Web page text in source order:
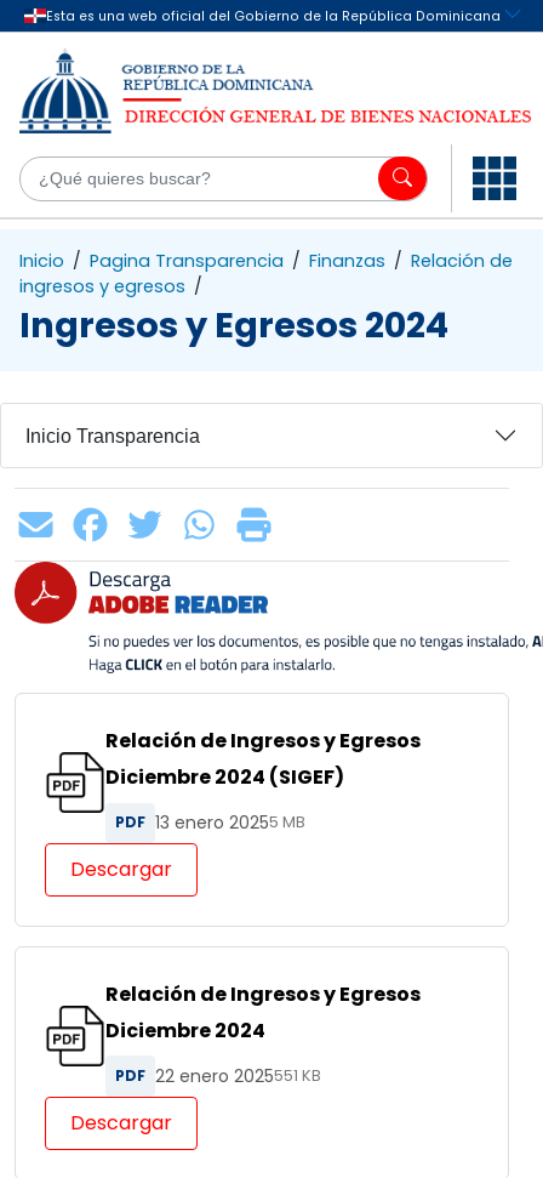
Saltar al contenido principal
Inicio / Pagina Transparencia / Finanzas / Relación de
ingresos y egresos /
Ingresos y Egresos 2024
Inicio Transparencia
Relación de Ingresos y Egresos
Diciembre 2024 (SIGEF)
PDF 13 enero 20255 MB
Descargar
Relación de Ingresos y Egresos
Diciembre 2024
PDF 22 enero 2025551 KB
Descargar